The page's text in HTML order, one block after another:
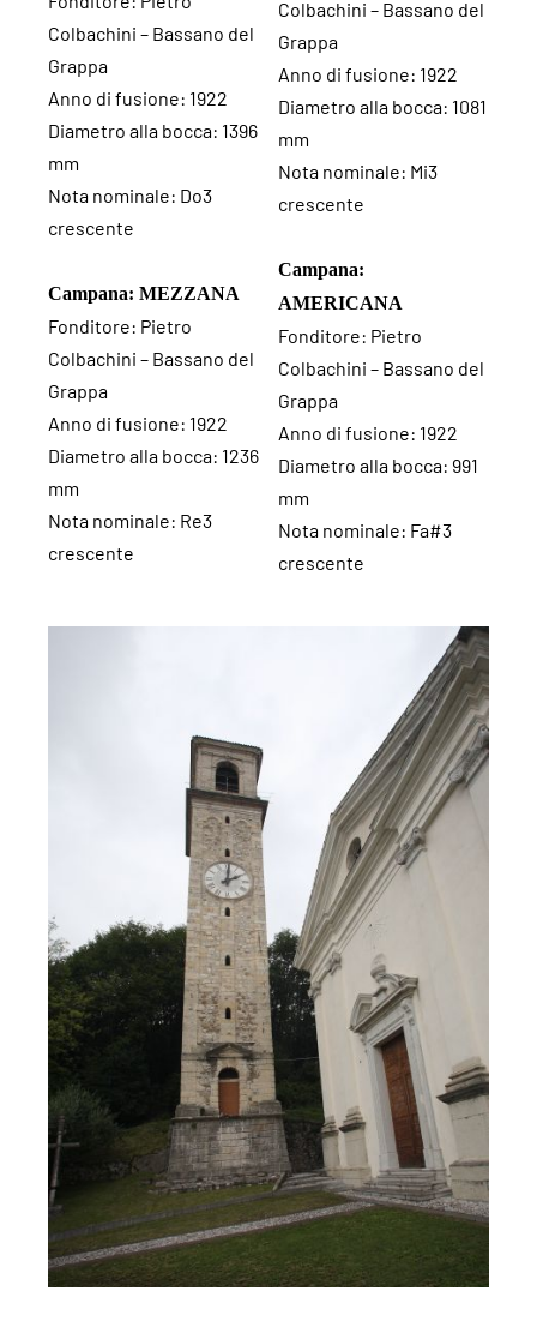
Colbachini – Bassano del
Grappa
Anno di fusione: 1922
Diametro alla bocca: 1396
mm
Nota nominale: Do3
crescente
Campana: MEZZANA
Fonditore: Pietro
Colbachini – Bassano del
Grappa
Anno di fusione: 1922
Diametro alla bocca: 1236
mm
Nota nominale: Re3
crescente
Colbachini – Bassano del
Grappa
Anno di fusione: 1922
Diametro alla bocca: 1081
mm
Nota nominale: Mi3
crescente
Campana:
AMERICANA
Fonditore: Pietro
Colbachini – Bassano del
Grappa
Anno di fusione: 1922
Diametro alla bocca: 991
mm
Nota nominale: Fa#3
crescente